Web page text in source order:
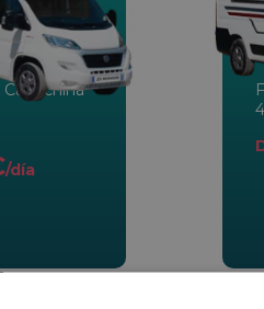
/día